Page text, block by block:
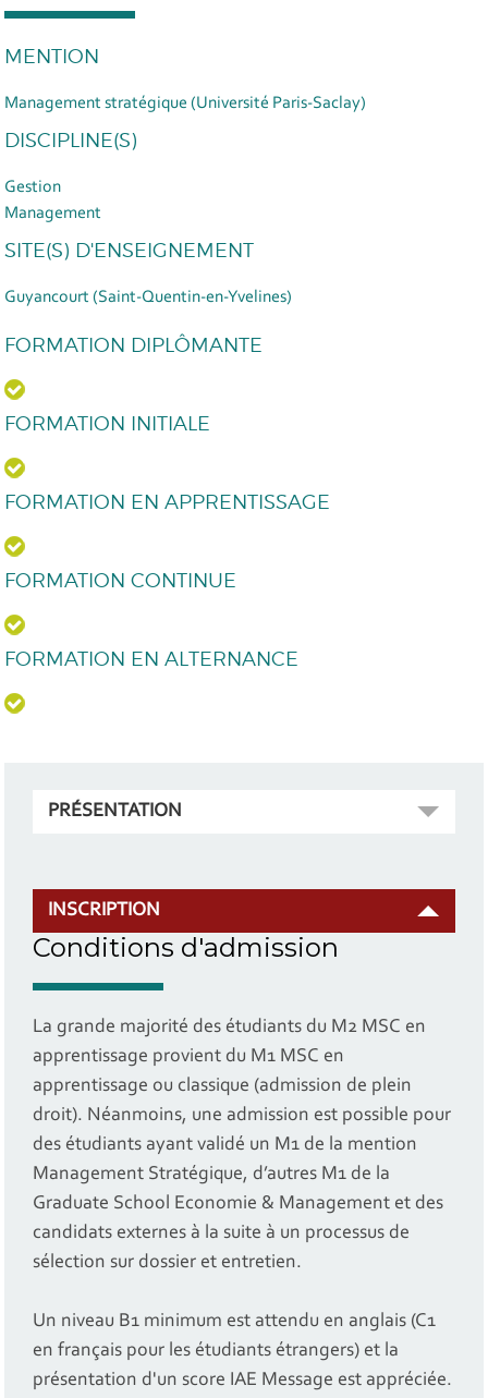
MENTION
Management stratégique (Université Paris-Saclay)
DISCIPLINE(S)
Gestion
Management
SITE(S) D'ENSEIGNEMENT
Guyancourt (Saint-Quentin-en-Yvelines)
FORMATION DIPLÔMANTE
FORMATION INITIALE
FORMATION EN APPRENTISSAGE
FORMATION CONTINUE
FORMATION EN ALTERNANCE
PRÉSENTATION
INSCRIPTION
Conditions d'admission
La grande majorité des étudiants du M2 MSC en
apprentissage provient du M1 MSC en
apprentissage ou classique (admission de plein
droit). Néanmoins, une admission est possible pour
des étudiants ayant validé un M1 de la mention
Management Stratégique, d’autres M1 de la
Graduate School Economie & Management et des
candidats externes à la suite à un processus de
sélection sur dossier et entretien.
Un niveau B1 minimum est attendu en anglais (C1
en français pour les étudiants étrangers) et la
présentation d'un score IAE Message est appréciée.